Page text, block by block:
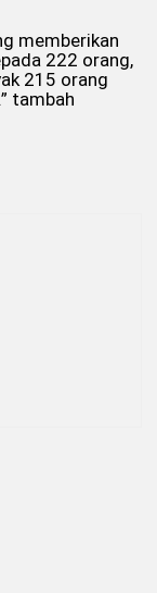
memberikan
222 orang,
215 orang
tambah